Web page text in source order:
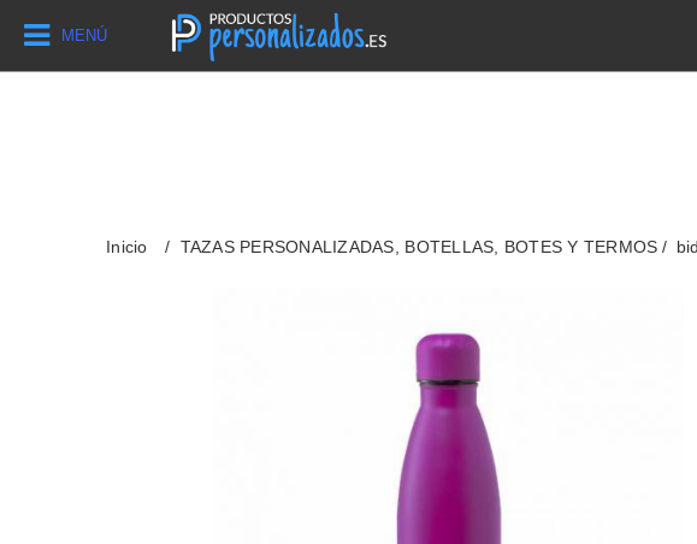
MENÚ
Inicio TAZAS PERSONALIZADAS, BOTELLAS, BOTES Y TERMOS